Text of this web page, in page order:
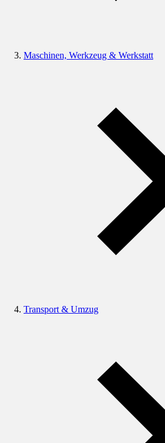
Maschinen, Werkzeug & Werkstatt
Transport & Umzug